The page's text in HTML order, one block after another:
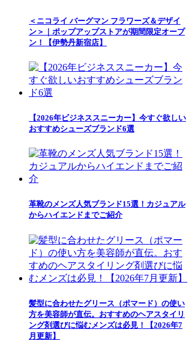
＜ニコライ バーグマン フラワーズ＆デザイ
ン＞｜ポップアップストアが期間限定オープ
ン！【伊勢丹新宿店】
【2026年ビジネススニーカー】今すぐ欲しい
おすすめシューズブランド6選
革靴のメンズ人気ブランド15選！カジュアル
からハイエンドまでご紹介
髪型に合わせたグリース（ポマード）の使い
方を美容師が直伝。おすすめのヘアスタイリ
ング剤選びに悩むメンズは必見！【2026年7
月更新】